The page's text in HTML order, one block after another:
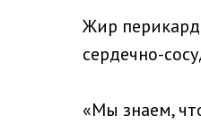
Жир
сердечно-
«Мы знаем,